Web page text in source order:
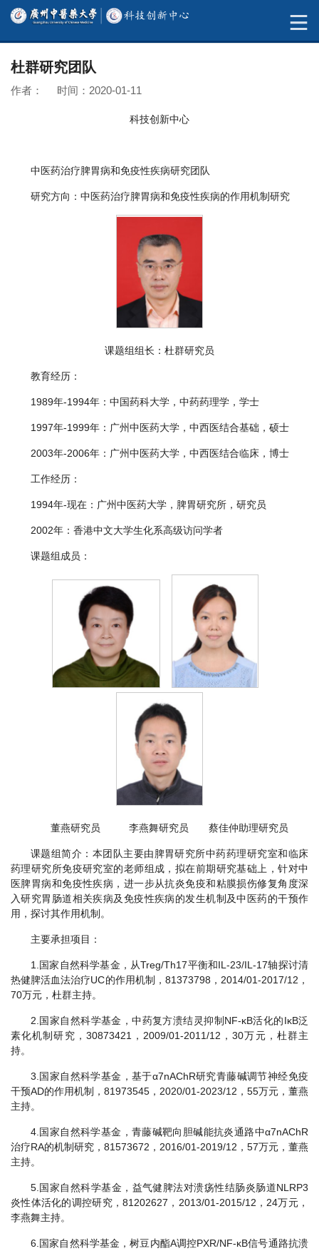
杜群研究团队
作者： 时间：2020-01-11
科技创新中心
中医药治疗脾胃病和免疫性疾病研究团队
研究方向：中医药治疗脾胃病和免疫性疾病的作用机制研究
课题组组长：杜群研究员
教育经历：
1989年-1994年：中国药科大学，中药药理学，学士
1997年-1999年：广州中医药大学，中西医结合基础，硕士
2003年-2006年：广州中医药大学，中西医结合临床，博士
工作经历：
1994年-现在：广州中医药大学，脾胃研究所，研究员
2002年：香港中文大学生化系高级访问学者
课题组成员：
董燕研究员 李燕舞研究员 蔡佳仲助理研究员
课题组简介：本团队主要由脾胃研究所中药药理研究室和临床
药理研究所免疫研究室的老师组成，拟在前期研究基础上，针对中
医脾胃病和免疫性疾病，进一步从抗炎免疫和粘膜损伤修复角度深
入研究胃肠道相关疾病及免疫性疾病的发生机制及中医药的干预作
用，探讨其作用机制。
主要承担项目：
1.国家自然科学基金，从Treg/Th17平衡和IL-23/IL-17轴探讨清
热健脾活血法治疗UC的作用机制，81373798，2014/01-2017/12，
70万元，杜群主持。
2.国家自然科学基金，中药复方溃结灵抑制NF-κB活化的IκB泛
素化机制研究，30873421，2009/01-2011/12，30万元，杜群主
持。
3.国家自然科学基金，基于α7nAChR研究青藤碱调节神经免疫
干预AD的作用机制，81973545，2020/01-2023/12，55万元，董燕
主持。
4.国家自然科学基金，青藤碱靶向胆碱能抗炎通路中α7nAChR
治疗RA的机制研究，81573672，2016/01-2019/12，57万元，董燕
主持。
5.国家自然科学基金，益气健脾法对溃疡性结肠炎肠道NLRP3
炎性体活化的调控研究，81202627，2013/01-2015/12，24万元，
李燕舞主持。
6.国家自然科学基金，树豆内酯A调控PXR/NF-κB信号通路抗溃